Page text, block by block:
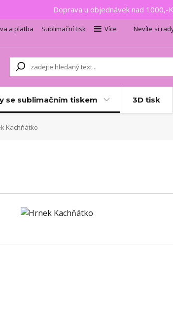
Doprava u objednávek nad 1000,-
a platba Sublimační tisk
Více
Nevíte si
se sublimačním tiskem 3D tisk
Kachňátko